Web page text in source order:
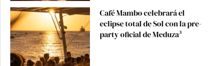
Café Mambo celebrará el
eclipse total de Sol con la pre-
party oficial de Meduza³